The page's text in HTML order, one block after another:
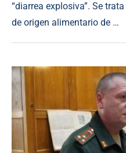
“diarrea explosiva”. Se
de origen alimentario de …